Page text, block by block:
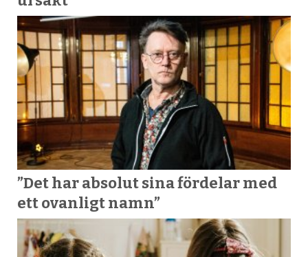
”Det har absolut sina fördelar med
ett ovanligt namn”